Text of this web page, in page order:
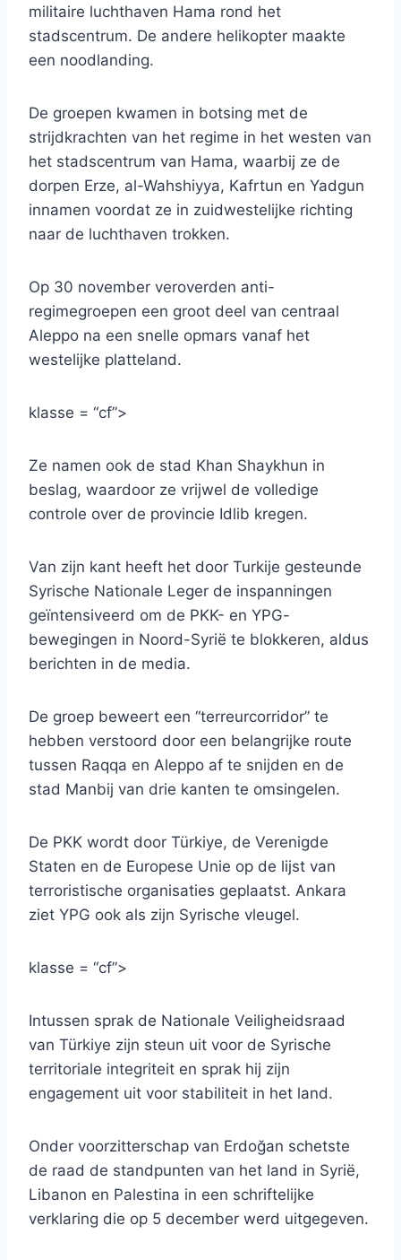
militaire luchthaven Hama rond het
stadscentrum. De andere helikopter maakte
een noodlanding.
De groepen kwamen in botsing met de
strijdkrachten van het regime in het westen van
het stadscentrum van Hama, waarbij ze de
dorpen Erze, al-Wahshiyya, Kafrtun en Yadgun
innamen voordat ze in zuidwestelijke richting
naar de luchthaven trokken.
Op 30 november veroverden anti-
regimegroepen een groot deel van centraal
Aleppo na een snelle opmars vanaf het
westelijke platteland.
klasse = “cf”>
Ze namen ook de stad Khan Shaykhun in
beslag, waardoor ze vrijwel de volledige
controle over de provincie Idlib kregen.
Van zijn kant heeft het door Turkije gesteunde
Syrische Nationale Leger de inspanningen
geïntensiveerd om de PKK- en YPG-
bewegingen in Noord-Syrië te blokkeren, aldus
berichten in de media.
De groep beweert een “terreurcorridor” te
hebben verstoord door een belangrijke route
tussen Raqqa en Aleppo af te snijden en de
stad Manbij van drie kanten te omsingelen.
De PKK wordt door Türkiye, de Verenigde
Staten en de Europese Unie op de lijst van
terroristische organisaties geplaatst. Ankara
ziet YPG ook als zijn Syrische vleugel.
klasse = “cf”>
Intussen sprak de Nationale Veiligheidsraad
van Türkiye zijn steun uit voor de Syrische
territoriale integriteit en sprak hij zijn
engagement uit voor stabiliteit in het land.
Onder voorzitterschap van Erdoğan schetste
de raad de standpunten van het land in Syrië,
Libanon en Palestina in een schriftelijke
verklaring die op 5 december werd uitgegeven.